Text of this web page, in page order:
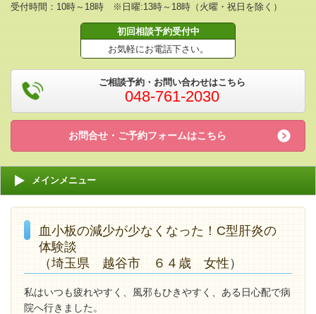
受付時間：10時～18時 ※日曜:13時～18時（火曜・祝日を除く）
初回相談予約受付中
お気軽にお電話下さい。
ご相談予約・お問い合わせはこちら
048-761-2030
お問合せ・ご予約フォームはこちら
メインメニュー
血小板の減少が少なくなった！C型肝炎の
体験談
（埼玉県 越谷市 ６４歳 女性 ）
私はいつも疲れやすく、風邪もひきやすく、ある日心配で病
院へ行きました。